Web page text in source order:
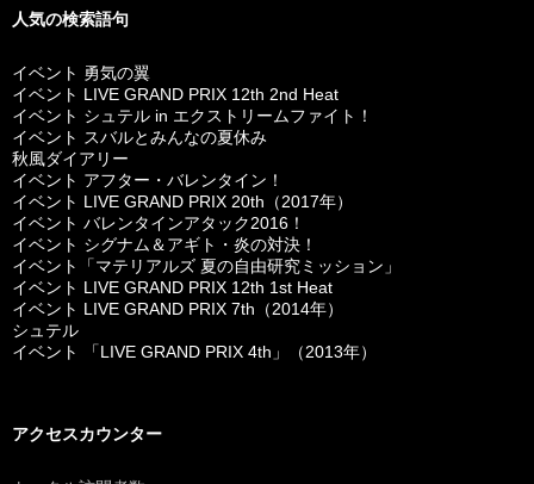
人気の検索語句
イベント 勇気の翼
イベント LIVE GRAND PRIX 12th 2nd Heat
イベント シュテル in エクストリームファイト！
イベント スバルとみんなの夏休み
秋風ダイアリー
イベント アフター・バレンタイン！
イベント LIVE GRAND PRIX 20th（2017年）
イベント バレンタインアタック2016！
イベント シグナム＆アギト・炎の対決！
イベント「マテリアルズ 夏の自由研究ミッション」
イベント LIVE GRAND PRIX 12th 1st Heat
イベント LIVE GRAND PRIX 7th（2014年）
シュテル
イベント 「LIVE GRAND PRIX 4th」（2013年）
アクセスカウンター